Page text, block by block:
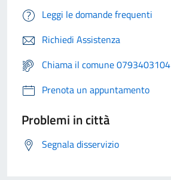
Leggi le domande frequenti
Richiedi Assistenza
Chiama il comune 0793403104
Prenota un appuntamento
Problemi in città
Segnala disservizio